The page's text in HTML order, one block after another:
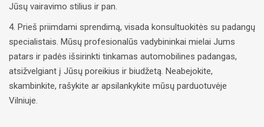
Jūsų vairavimo stilius ir pan.
4. Prieš priimdami sprendimą, visada konsultuokitės su padangų
specialistais. Mūsų profesionalūs vadybininkai mielai Jums
patars ir padės išsirinkti tinkamas automobilines padangas,
atsižvelgiant į Jūsų poreikius ir biudžetą. Neabejokite,
skambinkite, rašykite ar apsilankykite mūsų parduotuvėje
Vilniuje.